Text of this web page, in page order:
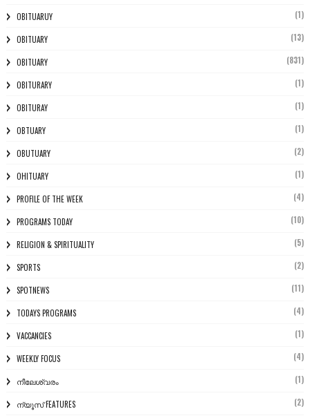
OBITUARUY (1)
OBITUARY (13)
OBITUARY (831)
OBITURARY (1)
OBITURAY (1)
OBTUARY (1)
OBUTUARY (2)
OHITUARY (1)
PROFILE OF THE WEEK (4)
PROGRAMS TODAY (10)
RELIGION & SPIRITUALITY (5)
SPORTS (2)
SPOTNEWS (11)
TODAYS PROGRAMS (4)
VACCANCIES (1)
WEEKLY FOCUS (4)
നീലേശ്വരം (1)
ന്യൂസ് FEATURES (2)